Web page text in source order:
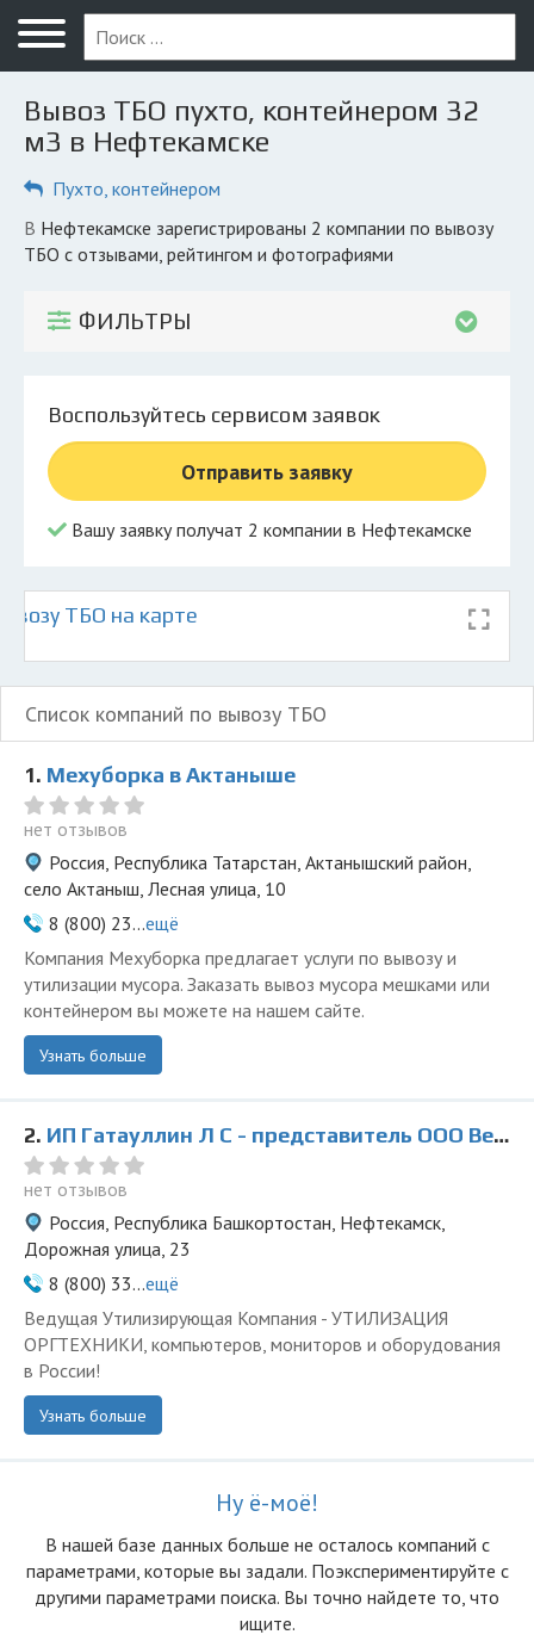
Меню
Главная
Вопрос юристу
Компании
Экоблог
© 2026 Все права защищены
Вывоз ТБО пухто, контейнером 32
м3 в Нефтекамске
Пухто, контейнером
в Нефтекамске зарегистрированы 2 компании по вывозу
ТБО с отзывами, рейтингом и фотографиями
ФИЛЬТРЫ
Воспользуйтесь сервисом заявок
Отправить заявку
Вашу заявку получат 2 компании в Нефтекамске
ТБО на карте
Список компаний по вывозу ТБО
1. Мехуборка в Актаныше
нет отзывов
Россия, Республика Татарстан, Актанышский район,
село Актаныш, Лесная улица, 10
8 (800) 23...ещё
Компания Мехуборка предлагает услуги по вывозу и
утилизации мусора. Заказать вывоз мусора мешками или
контейнером вы можете на нашем сайте.
Узнать больше
2. ИП Гатауллин Л С - представитель ООО Ведущая Утилизирующая Компания
нет отзывов
Россия, Республика Башкортостан, Нефтекамск,
Дорожная улица, 23
8 (800) 33...ещё
Ведущая Утилизирующая Компания - УТИЛИЗАЦИЯ
ОРГТЕХНИКИ, компьютеров, мониторов и оборудования
в России!
Узнать больше
Ну ё-моё!
В нашей базе данных больше не осталоcь компаний с
параметрами, которые вы задали. Поэкспериментируйте с
другими параметрами поиска. Вы точно найдете то, что
ищите.